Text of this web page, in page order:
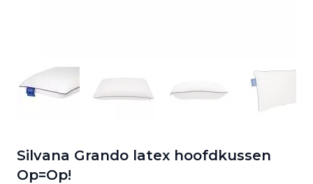
Silvana Grando latex hoofdkussen
Op=Op!